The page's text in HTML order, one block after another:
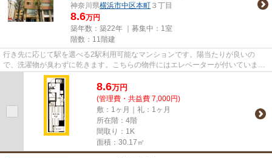
神奈川県横浜市中区本町 ３丁目
8.6万円
築年数：築22年 ｜募集中： 1室
階数：11階建
行き先に応じて駅を選べる2駅利用可能なマンションです。陽当たりが良いの
で、洗濯物が臭わずに乾きます。こちらの物件にはエレベーターが付いていま
す。この物件は駅から徒歩3分のマ...
8.6万円
(管理費・共益費 7,000円)
敷：1ヶ月｜礼：1ヶ月
所在階：4階
間取り：1K
面積：30.17㎡